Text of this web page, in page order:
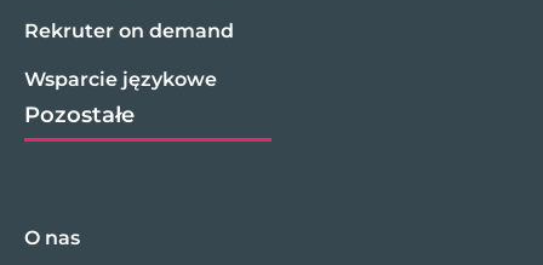
Rekruter on demand
Wsparcie językowe
Pozostałe
O nas